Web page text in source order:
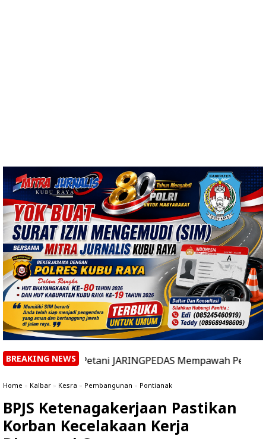
BREAKING NEWS
Petani JARINGPEDAS Mempawah Perkuat Kapasitas
Home » Kalbar » Kesra » Pembangunan » Pontianak
BPJS Ketenagakerjaan Pastikan
Korban Kecelakaan Kerja